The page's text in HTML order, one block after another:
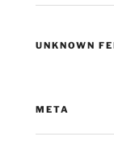
UNKNOWN
META